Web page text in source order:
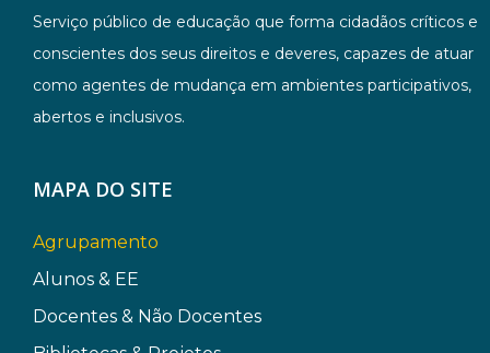
Serviço público de educação que forma cidadãos críticos e
conscientes dos seus direitos e deveres, capazes de atuar
como agentes de mudança em ambientes participativos,
abertos e inclusivos.
MAPA DO SITE
Agrupamento
Alunos & EE
Docentes & Não Docentes